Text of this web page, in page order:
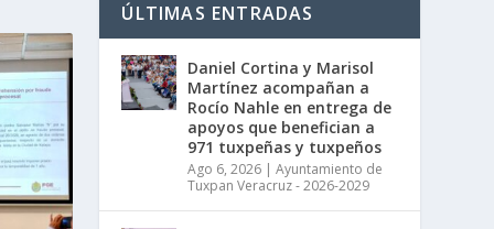
ÚLTIMAS ENTRADAS
Daniel Cortina y Marisol
Martínez acompañan a
Rocío Nahle en entrega de
apoyos que benefician a
971 tuxpeñas y tuxpeños
Ago 6, 2026 |Ayuntamiento de
Tuxpan Veracruz - 2026-2029